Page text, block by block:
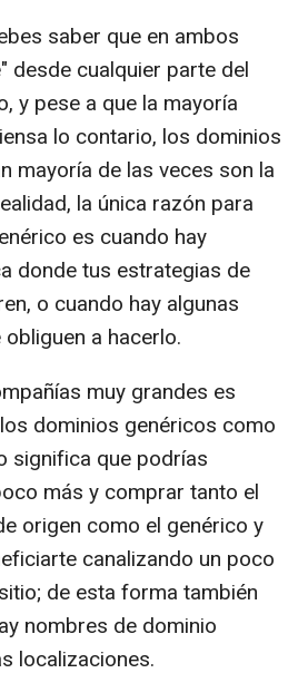
saber que en ambos
desde cualquier parte del
y pese a que la mayoría
lo contario, los dominios
mayoría de las veces son la
la única razón para
es cuando hay
donde tus estrategias de
o cuando hay algunas
a hacerlo.
muy grandes es
dominios genéricos como
significa que podrías
más y comprar tanto el
origen como el genérico y
canalizando un poco
de esta forma también
nombres de dominio
localizaciones.